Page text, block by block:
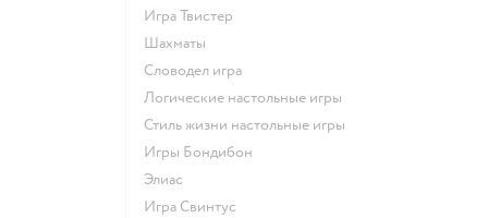
Игра Твистер
Шахматы
Словодел игра
Логические настольные игры
Стиль жизни настольные игры
Игры Бондибон
Элиас
Игра Свинтус